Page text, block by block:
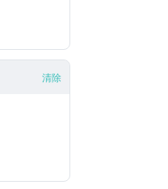
清除